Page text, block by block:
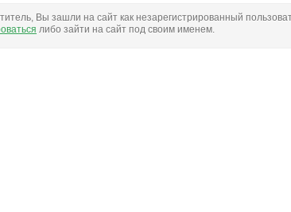
Вы зашли на сайт как незарегистрированный
либо зайти на сайт под своим именем.